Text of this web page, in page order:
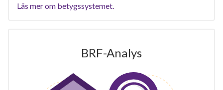
Läs mer om betygssystemet.
BRF-Analys